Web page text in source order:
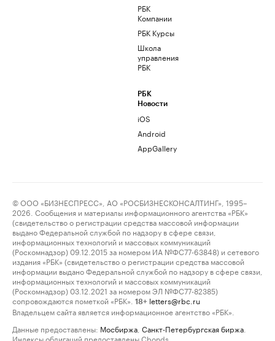
РБК
Компании
РБК Курсы
Школа
управления
РБК
РБК
Новости
iOS
Android
AppGallery
© ООО «БИЗНЕСПРЕСС», АО «РОСБИЗНЕСКОНСАЛТИНГ», 1995–
2026. Сообщения и материалы информационного агентства «РБК»
(свидетельство о регистрации средства массовой информации
выдано Федеральной службой по надзору в сфере связи,
информационных технологий и массовых коммуникаций
(Роскомнадзор) 09.12.2015 за номером ИА №ФС77-63848) и сетевого
издания «РБК» (свидетельство о регистрации средства массовой
информации выдано Федеральной службой по надзору в сфере связи,
информационных технологий и массовых коммуникаций
(Роскомнадзор) 03.12.2021 за номером ЭЛ №ФС77-82385)
сопровождаются пометкой «РБК».
18+ letters@rbc.ru
Владельцем сайта является информационное агентство «РБК».
Данные предоставлены: Мосбиржа Санкт-Петербургская биржа
Индексы облигаций предоставлены Cbonds.